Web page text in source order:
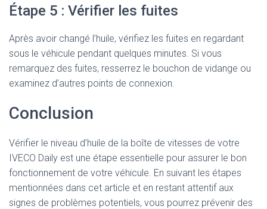
Étape 5 : Vérifier les fuites
Après avoir changé l’huile, vérifiez les fuites en regardant
sous le véhicule pendant quelques minutes. Si vous
remarquez des fuites, resserrez le bouchon de vidange ou
examinez d’autres points de connexion.
Conclusion
Vérifier le niveau d’huile de la boîte de vitesses de votre
IVECO Daily est une étape essentielle pour assurer le bon
fonctionnement de votre véhicule. En suivant les étapes
mentionnées dans cet article et en restant attentif aux
signes de problèmes potentiels, vous pourrez prévenir des